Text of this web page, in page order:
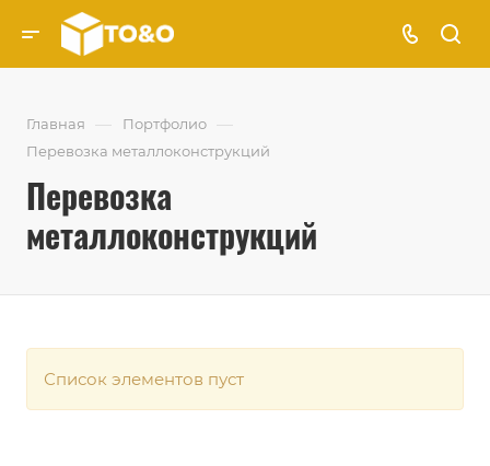
Главная — Портфолио —
Перевозка металлоконструкций
Перевозка
металлоконструкций
Список элементов пуст